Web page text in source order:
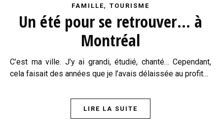
FAMILLE, TOURISME
Un été pour se retrouver… à
Montréal
C’est ma ville. J’y ai grandi, étudié, chanté… Cependant,
cela faisait des années que je l’avais délaissée au profit…
LIRE LA SUITE